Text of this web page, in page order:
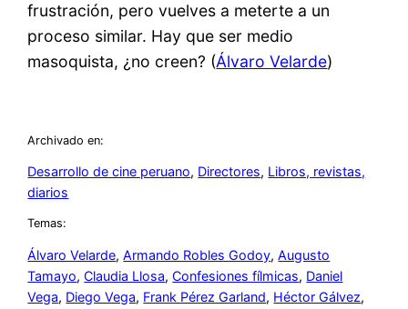
frustración, pero vuelves a meterte a un
proceso similar. Hay que ser medio
masoquista, ¿no creen? (Álvaro Velarde)
Archivado en:
Desarrollo de cine peruano, Directores, Libros, revistas,
diarios
Temas:
Álvaro Velarde, Armando Robles Godoy, Augusto
Tamayo, Claudia Llosa, Confesiones fílmicas, Daniel
Vega, Diego Vega, Frank Pérez Garland, Héctor Gálvez